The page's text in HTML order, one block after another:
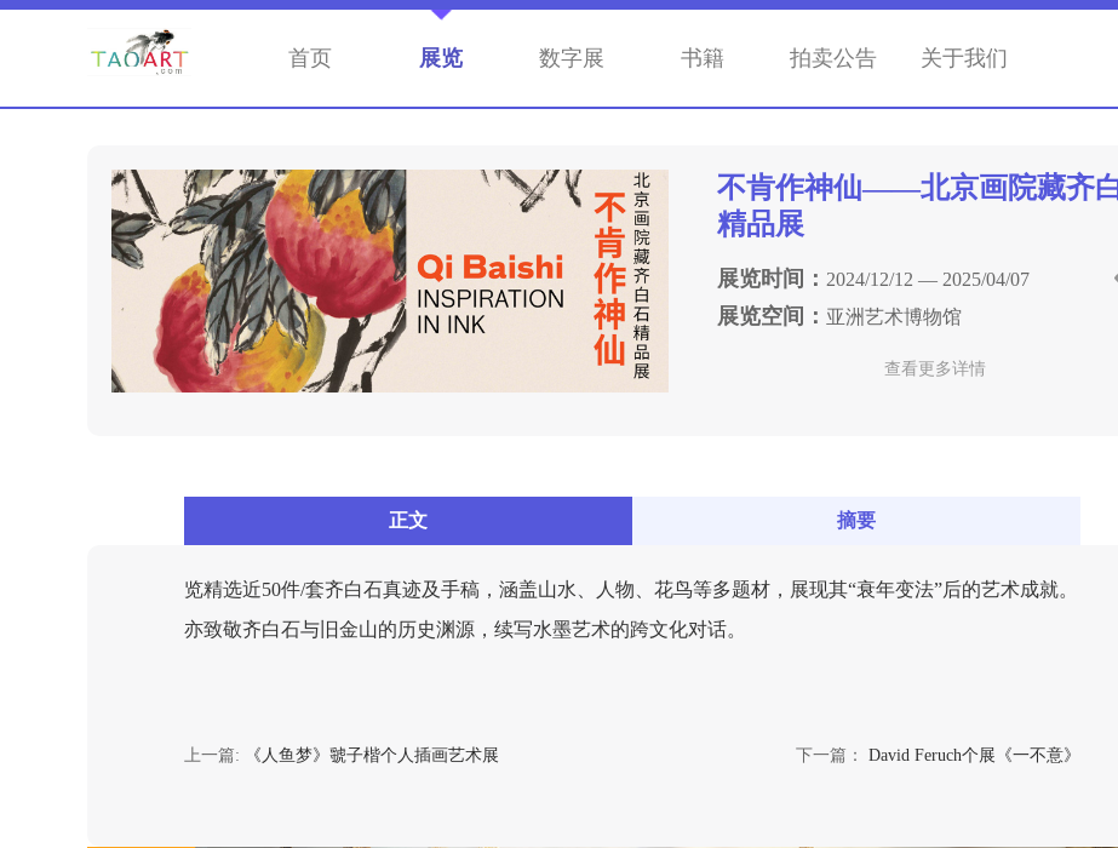
首页 展览 数字展 书籍 拍卖公告 关于我们
不肯作神仙——北京画院藏齐
精品展
展览时间： 2024/12/12 — 2025/04/07
展览空间： 亚洲艺术博物馆
查看更多详情
正文 摘要
览精选近50件/套齐白石真迹及手稿，涵盖山水、人物、花鸟等多题材，展现其“衰年变法”后的艺术成就。
亦致敬齐白石与旧金山的历史渊源，续写水墨艺术的跨文化对话。
上一篇: 《人鱼梦》虢子楷个人插画艺术展 下一篇： David Feruch个展《一不意》